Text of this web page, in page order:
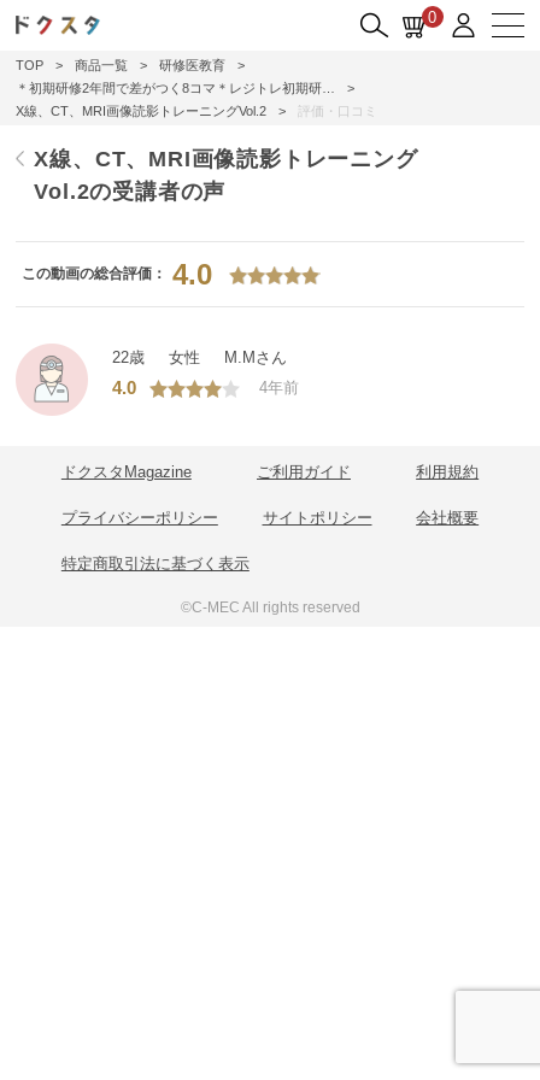
0
TOP > 商品一覧 > 研修医教育
>
＊初期研修2年間で差がつく8コマ＊レジトレ初期研…
>
X線、CT、MRI画像読影トレーニングVol.2
> 評価・口コミ
X線、CT、MRI画像読影トレーニング
Vol.2の受講者の声
この動画の総合評価： 4.0
22歳 女性 M.Mさん
4.0 4年前
©C-MEC All rights reserved
ドクスタMagazine ご利用ガイド 利用規約
プライバシーポリシー サイトポリシー 会社概要
特定商取引法に基づく表示